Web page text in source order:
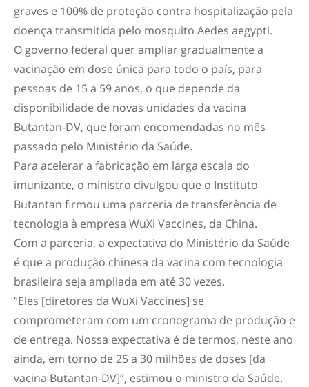
graves e 100% de proteção contra hospitalização pela
doença transmitida pelo mosquito Aedes aegypti.
O governo federal quer ampliar gradualmente a
vacinação em dose única para todo o país, para
pessoas de 15 a 59 anos, o que depende da
disponibilidade de novas unidades da vacina
Butantan-DV, que foram encomendadas no mês
passado pelo Ministério da Saúde.
Para acelerar a fabricação em larga escala do
imunizante, o ministro divulgou que o Instituto
Butantan firmou uma parceria de transferência de
tecnologia à empresa WuXi Vaccines, da China.
Com a parceria, a expectativa do Ministério da Saúde
é que a produção chinesa da vacina com tecnologia
brasileira seja ampliada em até 30 vezes.
“Eles [diretores da WuXi Vaccines] se
comprometeram com um cronograma de produção e
de entrega. Nossa expectativa é de termos, neste ano
ainda, em torno de 25 a 30 milhões de doses [da
vacina Butantan-DV]”, estimou o ministro da Saúde.